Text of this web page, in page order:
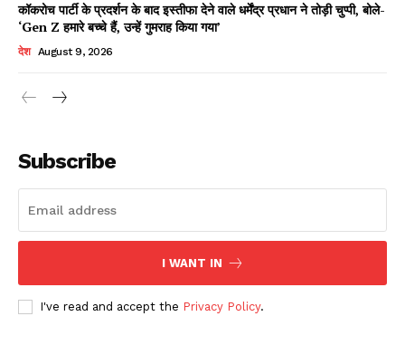
Read Latest News on AIN
कॉकरोच पार्टी के प्रदर्शन के बाद इस्तीफा देने वाले धर्मेंद्र प्रधान ने तोड़ी चुप्पी, बोले-
‘Gen Z हमारे बच्चे हैं, उन्हें गुमराह किया गया’
देश August 9, 2026
Subscribe
I WANT IN
I've read and accept the Privacy Policy.